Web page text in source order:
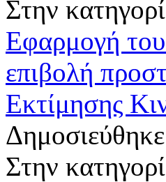
Στην
Εφαρμογή
επιβολή
Εκτίμησης
Στην